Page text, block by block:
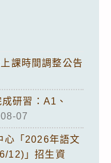
課時間調整公告
研習：A1、
07
心「2026年語文
12)」招生資